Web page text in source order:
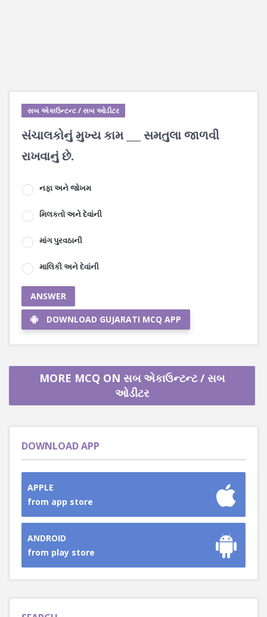
સબ એકાઉન્ટન્ટ / સબ ઓડીટર
સંચાલકોનું મુખ્ય કામ ___ સમતુલા જાળવી
રાખવાનું છે.
નફા અને જોખમ
મિલકતો અને દેવાંની
માંગ પુરવઠાની
માલિકી અને દેવાંની
ANSWER
DOWNLOAD GUJARATI MCQ APP
MORE MCQ ON સબ એકાઉન્ટન્ટ / સબ
ઓડીટર
DOWNLOAD APP
APPLE
from app store
ANDROID
from play store